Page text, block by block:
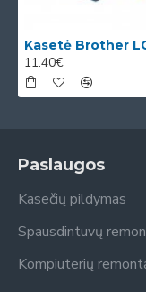
11.40€
Paslaugos
Kasečių pildymas
Spausdintuvų
Kompiuterių